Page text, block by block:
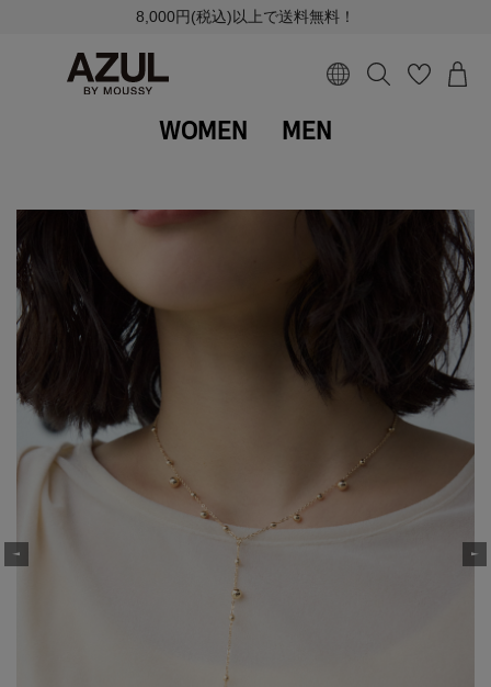
8,000円(税込)以上で送料無料！
WOMEN MEN